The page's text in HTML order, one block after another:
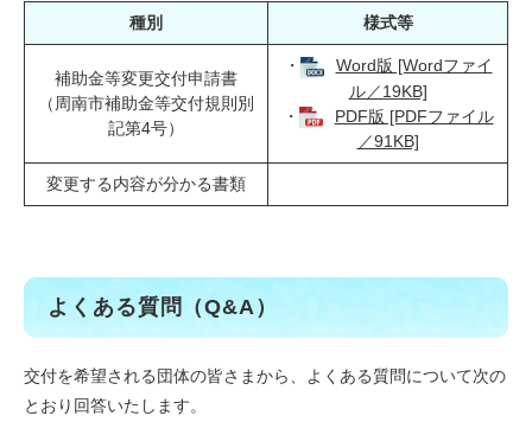
種別
様式等
補助金等変更交付申請書
（周南市補助金等交付規則別
記第4号）
・
Word版 [Wordファイ
ル／19KB]
・
PDF版 [PDFファイル
／91KB]
変更する内容が分かる書類
よくある質問（Q&A）
交付を希望される団体の皆さまから、よくある質問について次の
とおり回答いたします。